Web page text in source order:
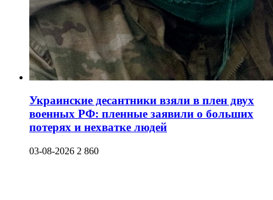
Украинские десантники взяли в плен двух
военных РФ: пленные заявили о больших
потерях и нехватке людей
03-08-2026 2 860